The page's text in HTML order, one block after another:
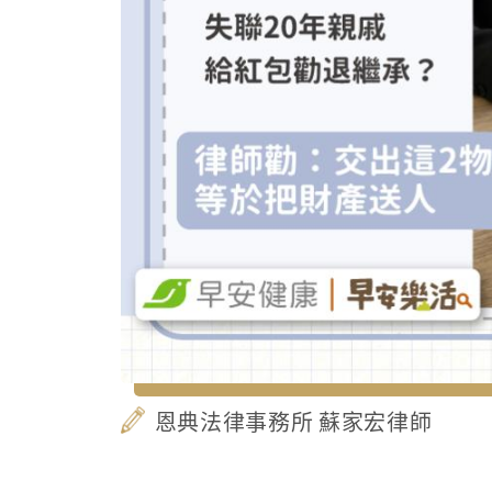
恩典法律事務所 蘇家宏律師